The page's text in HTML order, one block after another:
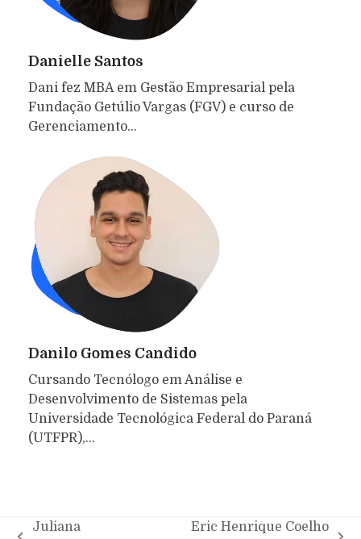
Danielle Santos
Dani fez MBA em Gestão Empresarial pela
Fundação Getúlio Vargas (FGV) e curso de
Gerenciamento…
Danilo Gomes Candido
Cursando Tecnólogo em Análise e
Desenvolvimento de Sistemas pela
Universidade Tecnológica Federal do Paraná
(UTFPR),…
Juliana
Eric Henrique Coelho